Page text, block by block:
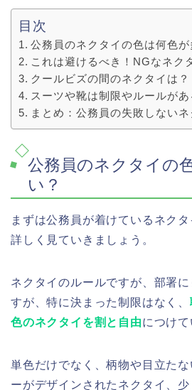
目次
公務員のネクタイの色は何色が
これは避けるべき！NGなネク
クールビズの間のネクタイは？
スーツや靴は制限やルールがあ
まとめ：公務員の失敗しない
公務員のネクタイの
い？
まずは公務員が着けているネク
詳しく見ていきましょう。
ネクタイのルールですが、部署
すが、特に決まった制限はなく、
色のネクタイを割と自由につけて
単色だけでなく、柄物や目立た
ーがデザインされたネクタイ、